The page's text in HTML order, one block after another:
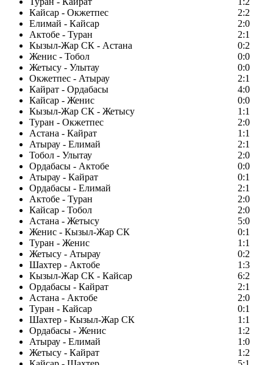
Кайсар - Окжетпес
2:2
Елимай - Кайсар
2:0
Актобе - Туран
2:1
Кызыл-Жар СК - Астана
0:2
Женис - Тобол
0:0
Жетысу - Улытау
0:0
Окжетпес - Атырау
2:1
Кайрат - Ордабасы
4:0
Кайсар - Женис
0:0
Кызыл-Жар СК - Жетысу
1:1
Туран - Окжетпес
2:0
Астана - Кайрат
1:1
Атырау - Елимай
2:1
Тобол - Улытау
2:0
Ордабасы - Актобе
0:0
Атырау - Кайрат
0:1
Ордабасы - Елимай
2:1
Актобе - Туран
2:0
Кайсар - Тобол
2:0
Астана - Жетысу
5:0
Женис - Кызыл-Жар СК
0:1
Туран - Женис
1:1
Жетысу - Атырау
0:2
Шахтер - Актобе
1:3
Кызыл-Жар СК - Кайсар
6:2
Ордабасы - Кайрат
2:1
Астана - Актобе
2:0
Туран - Кайсар
0:1
Шахтер - Кызыл-Жар СК
1:1
Ордабасы - Женис
1:2
Атырау - Елимай
1:0
Жетысу - Кайрат
1:2